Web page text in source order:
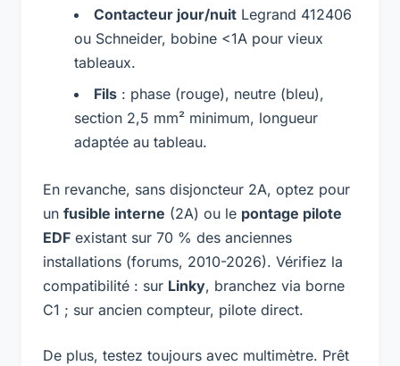
Contacteur jour/nuit Legrand 412406
ou Schneider, bobine <1A pour vieux
tableaux.
Fils : phase (rouge), neutre (bleu),
section 2,5 mm² minimum, longueur
adaptée au tableau.
En revanche, sans disjoncteur 2A, optez pour
un fusible interne (2A) ou le pontage pilote
EDF existant sur 70 % des anciennes
installations (forums, 2010-2026). Vérifiez la
compatibilité : sur Linky, branchez via borne
C1 ; sur ancien compteur, pilote direct.
De plus, testez toujours avec multimètre. Prêt